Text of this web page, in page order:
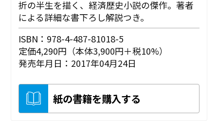
折の半生を描く、経済歴史小説の傑作。著者
による詳細な書下ろし解説つき。
ISBN：978-4-487-81018-5
定価4,290円（本体3,900円＋税10%）
発売年月日：2017年04月24日
紙の書籍を購入する